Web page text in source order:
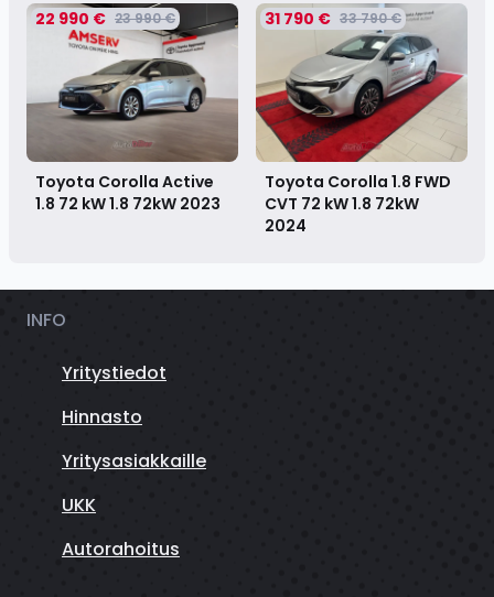
22 990 € 23 990 €
Toyota Corolla Active
1.8 72 kW 1.8 72kW 2023
31 790 € 33 790 €
Toyota Corolla 1.8 FWD
CVT 72 kW 1.8 72kW
2024
INFO
Yritystiedot
Hinnasto
Yritysasiakkaille
UKK
Autorahoitus